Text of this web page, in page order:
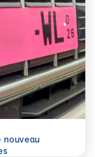
nouveau
nouveau format